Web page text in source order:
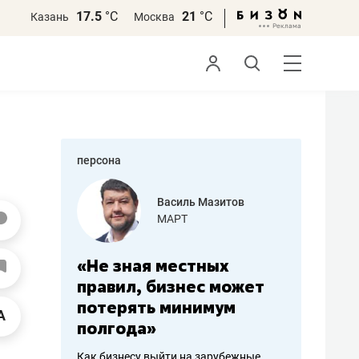
Казань 17.5 °С Москва 21 °С
персона
работа
Василь Мазитов
МАРТ
«Не зная местных
правил, бизнес может
потерять минимум
полгода»